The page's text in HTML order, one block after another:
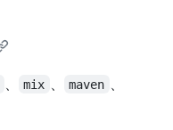
mix maven